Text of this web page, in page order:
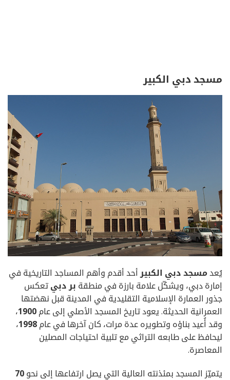
مسجد دبي الكبير
يُعدمسجد دبي الكبيرأحد أقدم وأهم المساجد التاريخية في
إمارة دبي، ويشكّل علامة بارزة في منطقةبر دبيتعكس
جذور العمارة الإسلامية التقليدية في المدينة قبل نهضتها
العمرانية الحديثة. يعود تاريخ المسجد الأصلي إلى عام1900،
وقد أُعيد بناؤه وتطويره عدة مرات، كان آخرها في عام1998،
ليحافظ على طابعه التراثي مع تلبية احتياجات المصلين
المعاصرة.
يتميّز المسجد بمئذنته العالية التي يصل ارتفاعها إلى نحو70